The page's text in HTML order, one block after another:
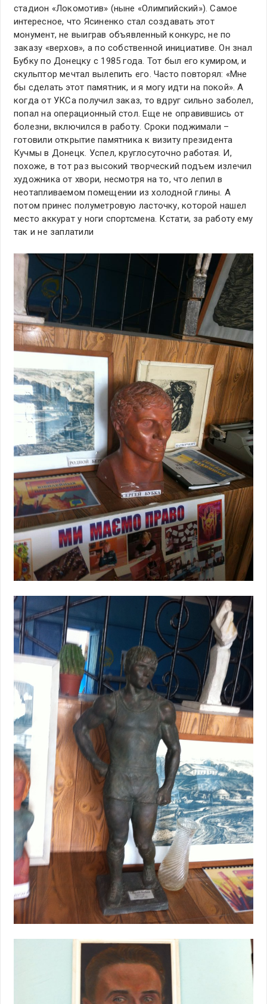
стадион «Локомотив» (ныне «Олимпийский»). Самое
интересное, что Ясиненко стал создавать этот
монумент, не выиграв объявленный конкурс, не по
заказу «верхов», а по собственной инициативе. Он знал
Бубку по Донецку с 1985 года. Тот был его кумиром, и
скульптор мечтал вылепить его. Часто повторял: «Мне
бы сделать этот памятник, и я могу идти на покой». А
когда от УКСа получил заказ, то вдруг сильно заболел,
попал на операционный стол. Еще не оправившись от
болезни, включился в работу. Сроки поджимали –
готовили открытие памятника к визиту президента
Кучмы в Донецк. Успел, круглосуточно работая. И,
похоже, в тот раз высокий творческий подъем излечил
художника от хвори, несмотря на то, что лепил в
неотапливаемом помещении из холодной глины. А
потом принес полуметровую ласточку, которой нашел
место аккурат у ноги спортсмена. Кстати, за работу ему
так и не заплатили